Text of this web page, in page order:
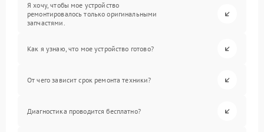
Я хочу, чтобы мое устройство
ремонтировалось только оригинальными
запчастями.
Как я узнаю, что мое устройство готово?
От чего зависит срок ремонта техники?
Диагностика проводится бесплатно?